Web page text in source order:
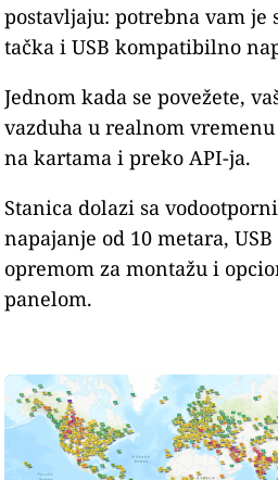
postavljaju: potrebna vam je
tačka i USB kompatibilno
Jednom kada se povežete,
vazduha u realnom
na kartama i preko API-ja.
Stanica dolazi sa
napajanje od 10 metara,
opremom za montažu i
panelom.